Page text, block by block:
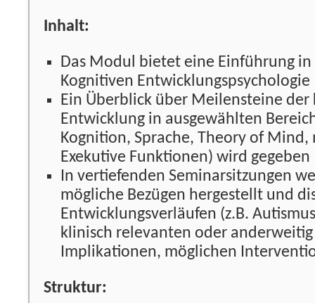
Inhalt:
Das Modul bietet eine Einführung
Kognitiven Entwicklungspsychologie
Ein Überblick über Meilensteine der
Entwicklung in ausgewählten
Kognition, Sprache, Theory of Mind,
Exekutive Funktionen) wird gegeben
In vertiefenden Seminarsitzungen
mögliche Bezügen hergestellt und
Entwicklungsverläufen (z.B.
klinisch relevanten oder
Implikationen, möglichen
Struktur: